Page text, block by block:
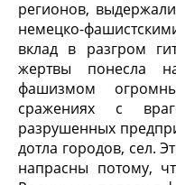
регионов,
немецко-
вклад в разгром
жертвы понесла
фашизмом
сражениях с
разрушенных
дотла городов, сел.
напрасны потому,